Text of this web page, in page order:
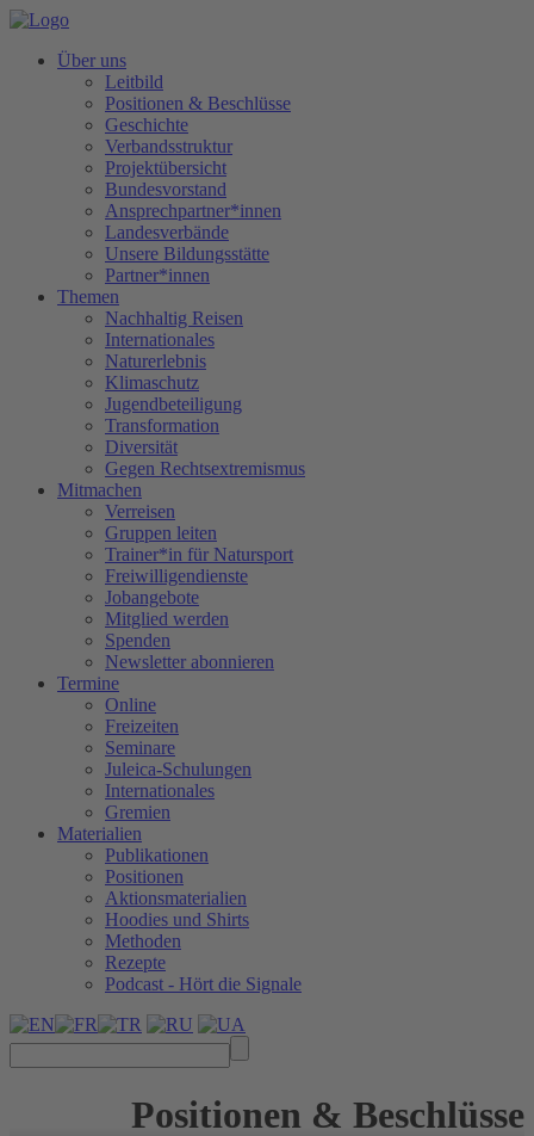
Über uns
Leitbild
Positionen & Beschlüsse
Geschichte
Verbandsstruktur
Projektübersicht
Bundesvorstand
Ansprechpartner*innen
Landesverbände
Unsere Bildungsstätte
Partner*innen
Themen
Nachhaltig Reisen
Internationales
Naturerlebnis
Klimaschutz
Jugendbeteiligung
Transformation
Diversität
Gegen Rechtsextremismus
Mitmachen
Verreisen
Gruppen leiten
Trainer*in für Natursport
Freiwilligendienste
Jobangebote
Mitglied werden
Spenden
Newsletter abonnieren
Termine
Online
Freizeiten
Seminare
Juleica-Schulungen
Internationales
Gremien
Materialien
Publikationen
Positionen
Aktionsmaterialien
Hoodies und Shirts
Methoden
Rezepte
Podcast - Hört die Signale
Positionen & Beschlüsse